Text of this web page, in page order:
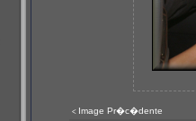
< Image Pr�c�dente